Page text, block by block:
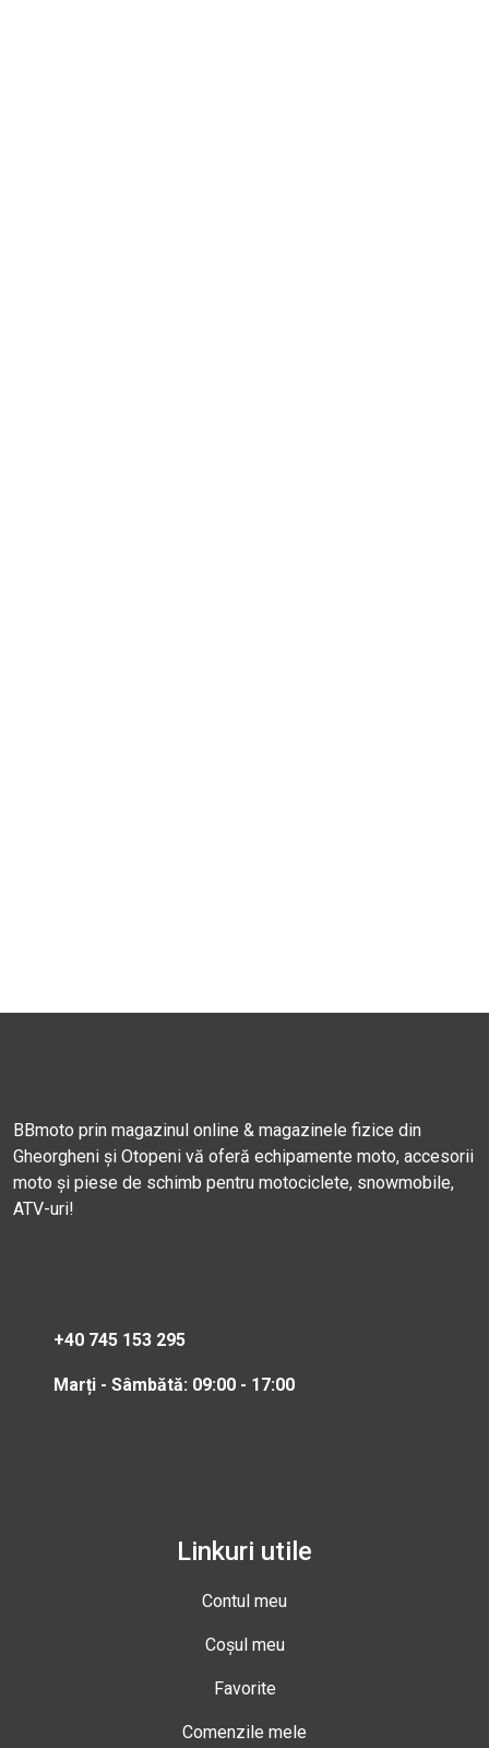
BBmoto prin magazinul online & magazinele fizice din
Gheorgheni și Otopeni vă oferă echipamente moto, accesorii
moto și piese de schimb pentru motociclete, snowmobile,
ATV-uri!
+40 745 153 295
Marți - Sâmbătă: 09:00 - 17:00
Linkuri utile
Contul meu
Coșul meu
Favorite
Comenzile mele